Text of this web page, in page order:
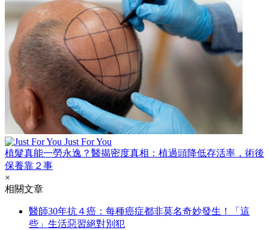
Just For You
植髮真能一勞永逸？醫揭密度真相：植過頭降低存活率，術後
保養靠２事
×
相關文章
醫師30年抗４癌：每種癌症都非莫名奇妙發生！「這
些」生活惡習絕對別犯